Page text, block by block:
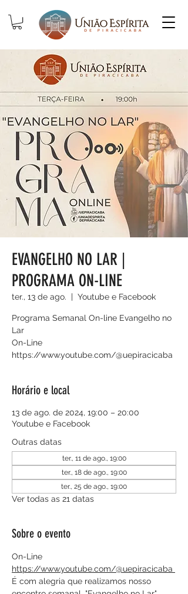
EVANGELHO NO LAR |
PROGRAMA ON-LINE
ter., 13 de ago.
  |
Youtube e Facebook
Programa Semanal On-line Evangelho no
Lar
On-Line
https://www.youtube.com/@uepiracicaba
Horário e local
13 de ago. de 2024, 19:00 – 20:00
Youtube e Facebook
Outras datas
ter., 11 de ago., 19:00
ter., 18 de ago., 19:00
ter., 25 de ago., 19:00
Ver todas as 21 datas
Sobre o evento
On-Line
https://www.youtube.com/@uepiracicaba
É com alegria que realizamos nosso